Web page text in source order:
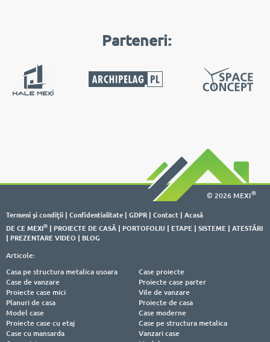
Parteneri:
© 2026 MEXI®
Termeni şi condiţii | Confidentialitate | GDPR | Contact | Acasă
DE CE MEXI® | PROIECTE DE CASĂ | PORTOFOLIU | ETAPE | SISTEME | ATESTĂRI
| PREZENTARE VIDEO | BLOG
Articole:
Casa pe structura metalica usoara
Case de vanzare
Proiecte case mici
Planuri de casa
Model case
Proiecte case cu etaj
Case cu mansarda
Case proiecte
Proiecte case parter
Vile de vanzare
Proiecte de casa
Case moderne
Case pe structura metalica
Vanzari case